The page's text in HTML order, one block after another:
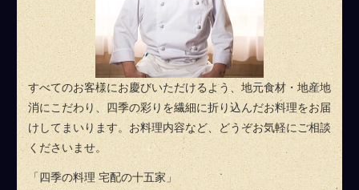
すべてのお客様にお慶びいただけるよう、地元食材・地産地
消にこだわり、四季の彩りを繊細に折り込んだお料理をお届
けしてまいります。お料理内容など、どうぞお気軽にご相談
くださいませ。
「四季の料理 宅配の十五家」